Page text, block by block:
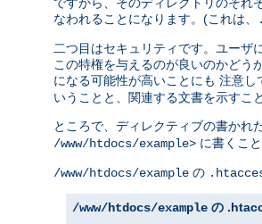
ですから、そのディレクトリのそれ
なわれることになります。(これは、
二つ目はセキュリティです。ユーザ
この特権を与えるのが良いのかどう
になる可能性が高いことにも 注意
いうことと、関連する文書を示すこ
ところで、ディレクティブの書かれ
/www/htdocs/example> に書くこ
/www/htdocs/example の
/www/htdocs/example の